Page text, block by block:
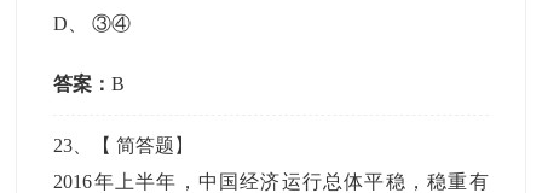
D 、③④
答案：B
23 、【简答题 】
2016年上半年，中国经济运行总体平稳，稳重有